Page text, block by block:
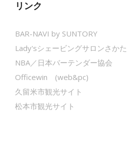
リンク
BAR-NAVI by SUNTORY
Lady'sシェービングサロンさかた
NBA／日本バーテンダー協会
Officewin (web&pc)
久留米市観光サイト
松本市観光サイト